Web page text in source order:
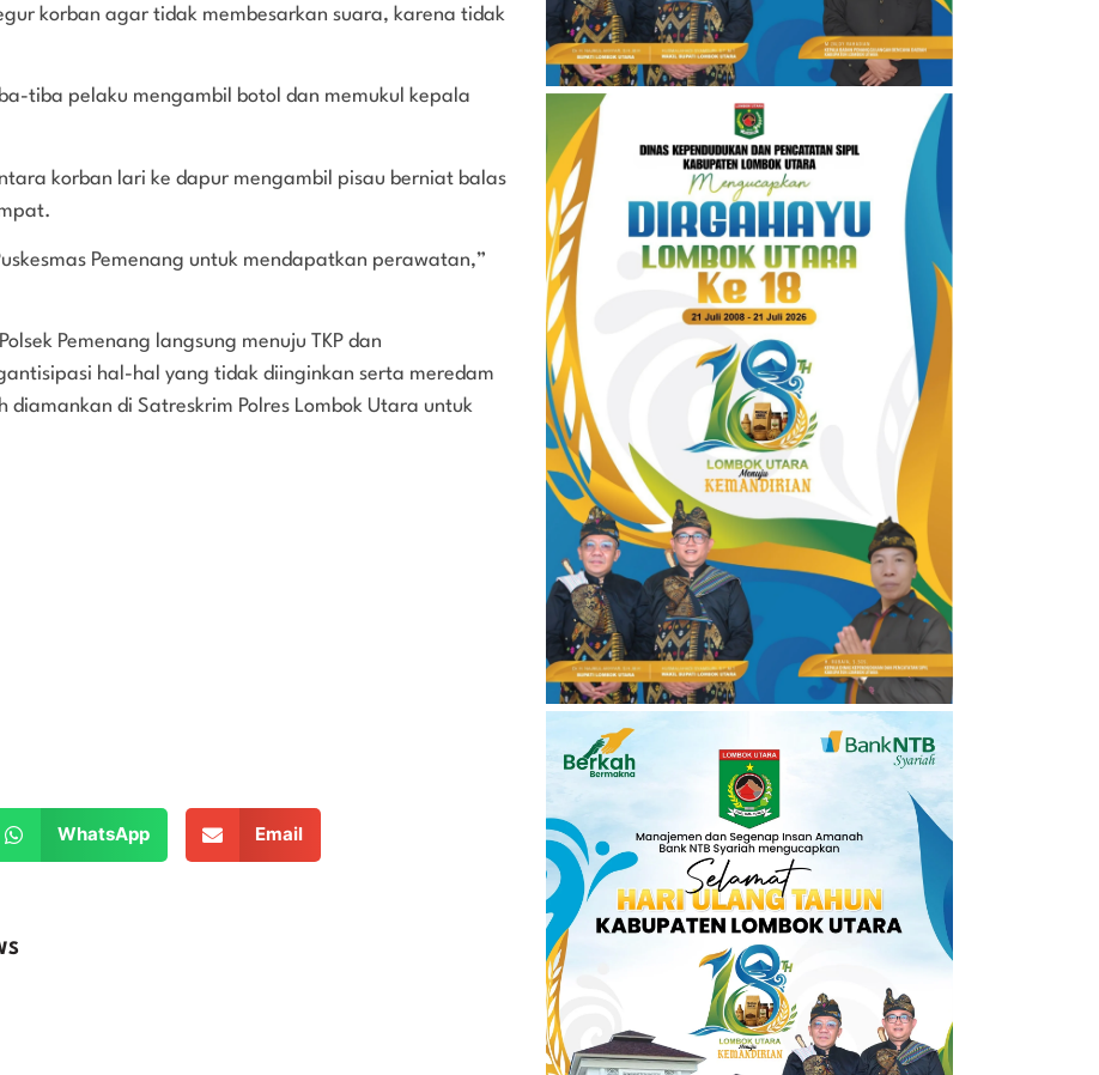
korban agar tidak membesarkan suara, karena tidak
tiba pelaku mengambil botol dan memukul kepala
korban lari ke dapur mengambil pisau berniat balas
Pemenang untuk mendapatkan perawatan,”
Pemenang langsung menuju TKP dan
hal-hal yang tidak diinginkan serta meredam
di Satreskrim Polres Lombok Utara untuk
WhatsApp Email